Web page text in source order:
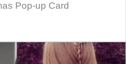
Pop-up Card